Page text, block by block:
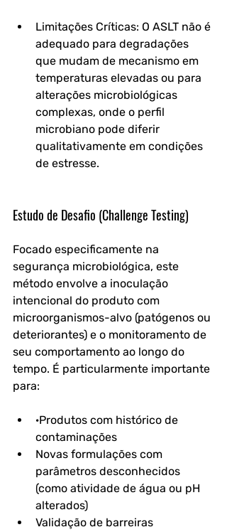
Limitações Críticas: O ASLT não é
adequado para degradações
que mudam de mecanismo em
temperaturas elevadas ou para
alterações microbiológicas
complexas, onde o perfil
microbiano pode diferir
qualitativamente em condições
de estresse.
Estudo de Desafio (Challenge Testing)
Focado especificamente na
segurança microbiológica, este
método envolve a inoculação
intencional do produto com
microorganismos-alvo (patógenos ou
deteriorantes) e o monitoramento de
seu comportamento ao longo do
tempo. É particularmente importante
para:
·Produtos com histórico de
contaminações
Novas formulações com
parâmetros desconhecidos
(como atividade de água ou pH
alterados)
Validação de barreiras